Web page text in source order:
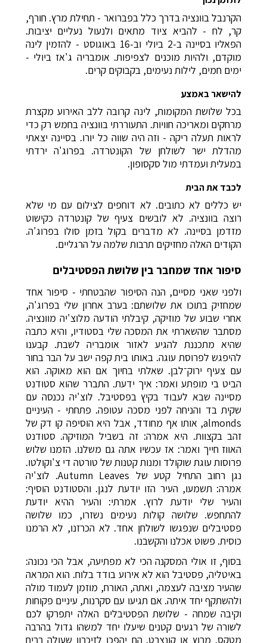
הקרנבל בוונציה בדרך כלל בפברואר - תחילת מרץ. חורף,
קר, לח - להביא ציוד מתאים ולנעול נעליים יציבות.
הפאליו בסיינה ב-2 ביולי וב-16 באוגוסט - להזמין לינה
מוקדם, ולהיות מוכנים לצפיפות. אומבריה ג'אז ביולי -
ימים חמים, לילות נעימים, בקבוקים קרים.
להישאר באמצע
בכל שלושת המקומות, לינה קרובה ללב האירוע מקצרת
מרחקים ומאריכה חוויות. התעוררתי בוונציה בחמש רק כדי
לראות תעלה ריקה - וזה היה שווה כל יורו. בסיינה יצאתי
מהדלת ישר לשולחן של הקונטרדה. בפרוג'ה ירדתי
במעלית ועמדתי מול סקסופון.
לכבד את הבית
יש כללים לא כתובים. לא דוחפים לצילום עם מי שלא
רוצה בוונציה. לא לובשים צעיף של קונטרדה כקישוט
מזדמן בסיינה. לא מדברים בקול בזמן סולו בפרוג'ה.
הקודים האלה מחזיקים תרבות שלמה על הרגליים.
סיפור אחד שמחבר בין שלושת הפסטיבלים
ולפני שאני מסיים, הנה הסיפור שהבטחתי - סיפור אחד
שמחזיק בתוכו את שלושתם: בערב אחרון שלי בפרוג'ה,
אחרי שבוע של מוזיקה, קיבלתי הודעה מלוצ'יה מוונציה.
מסתבר שהשארתי את המסכה שלי בסטודיו, והיא כתבה
שהיא מתכננת להגיע לאזור אומבריה לשבת. קבענו
להיפגש לפרוסת עוגה. באותו בית קפה ישב על הבר בחור
עם צעיף ירוק־לבן. שאלתי בחיוך אם הוא מאוקה. הוא
הביט בי מופתע ואמר: איך ידעת. התברר שהוא סטודנט
מסיינה שבא לעבוד בקיץ בפסטיבל. לוצ'יה נכנסה עם
שקית בד והניחה לפני מסכה עטופה. פתחתי - העיניים
almonds, אותו אף מחודד, אבל היא הוסיפה קו דק של
זהב בקצוות. היא אמרה: זה בשביל המוזיקה. סטודנט
האווז חייך ואמר: אז עכשיו אתה גם משלנו. הזמנו שלוש
פרוסות עוגת שוקולד ומנות קטנות של טורטה די צ'וקולטו.
נגן רחוב התחיל קטע של Autumn Leaves. לוצ'יה
אמרה: תשמעו, העיר הזו יודעת לנגן. והסטודנט הוסיף:
והעיר שלי יודעת לרוץ. אמרתי: והעיר ההיא יודעת
להתחפש. שלושה קולות נעימים נשזרו, כמו שלושה
פסטיבלים שנפגשו לשולחן אחד. לא הכרזנו, לא הרמנו
כוסית. פשוט אכלנו והקשבנו.
בסוף, זו אולי המסקנה הכי לא מפתיעה, אבל הכי נכונה:
באיטליה, פסטיבל הוא לא אירוע בודד בלוח. הוא המראה
שהעיר מציבה לעצמה, ואתה, האורח, מוזמן לעמוד מולה
ולהשתקף יחד איתה. אם תגיעו עם סקרנות, עיניים פקוחות
וקיבה שמחה - שלושת הפסטיבלים האלה יתפרקו לכם
לשורה של רגעים קטנים שיעלו יחד למשהו גדול בהרבה
מטקס, מרוץ או קונצרט. הם יהפכו לזיכרון שעולה בריח